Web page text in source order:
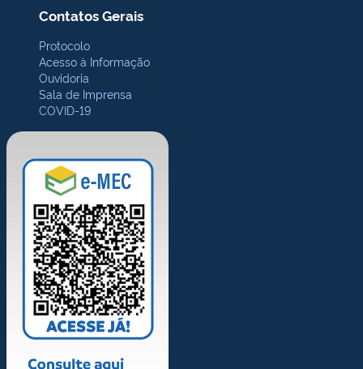
Contatos Gerais
Protocolo
Acesso à Informação
Ouvidoria
Sala de Imprensa
COVID-19